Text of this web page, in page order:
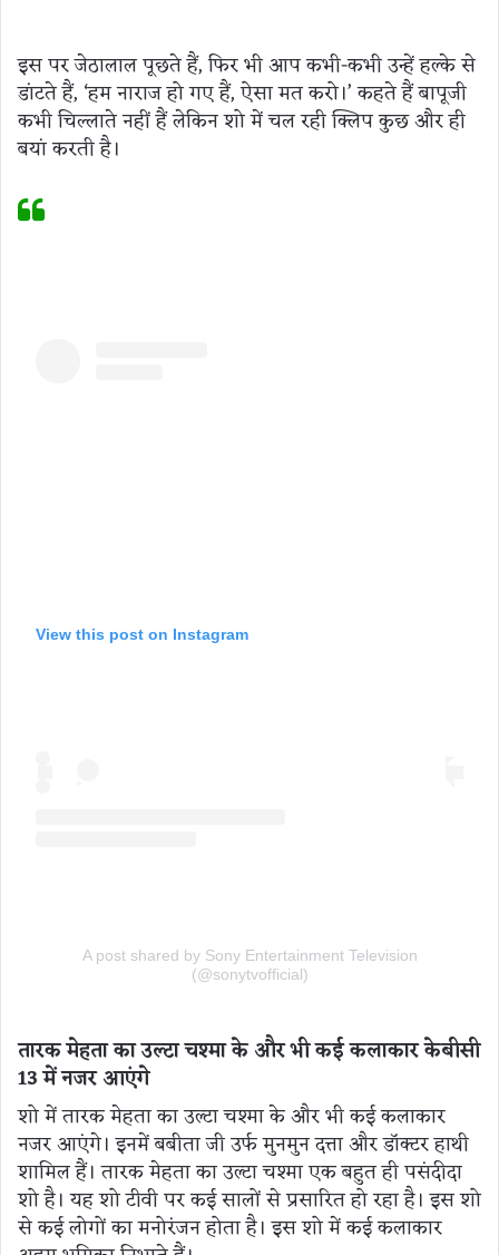
इस पर जेठालाल पूछते हैं, फिर भी आप कभी-कभी उन्हें हल्के से
डांटते हैं, ‘हम नाराज हो गए हैं, ऐसा मत करो।’ कहते हैं बापूजी
कभी चिल्लाते नहीं हैं लेकिन शो में चल रही क्लिप कुछ और ही
बयां करती है।
View this post on Instagram
A post shared by Sony Entertainment Television
(@sonytvofficial)
तारक मेहता का उल्टा चश्मा के और भी कई कलाकार केबीसी
13 में नजर आएंगे
शो में तारक मेहता का उल्टा चश्मा के और भी कई कलाकार
नजर आएंगे। इनमें बबीता जी उर्फ ​​मुनमुन दत्ता और डॉक्टर हाथी
शामिल हैं। तारक मेहता का उल्टा चश्मा एक बहुत ही पसंदीदा
शो है। यह शो टीवी पर कई सालों से प्रसारित हो रहा है। इस शो
से कई लोगों का मनोरंजन होता है। इस शो में कई कलाकार